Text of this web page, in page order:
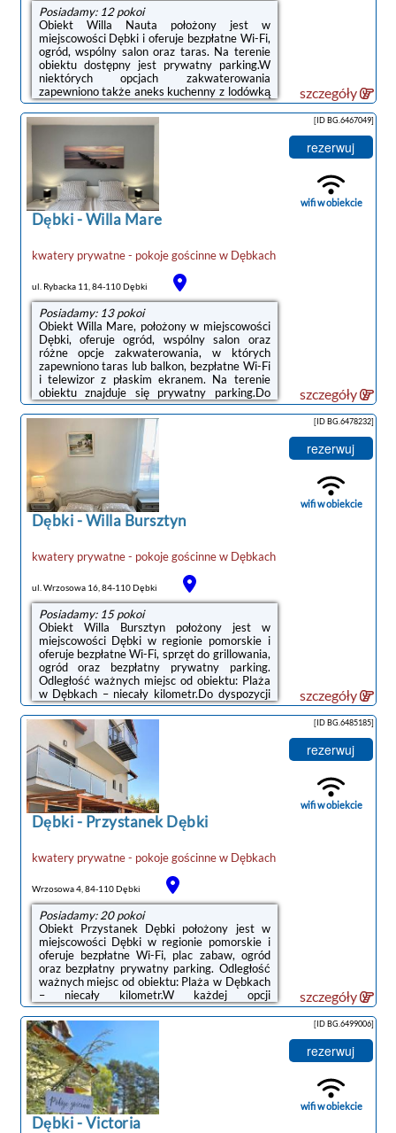
Posiadamy: 12 pokoi
Obiekt Willa Nauta położony jest w
miejscowości Dębki i oferuje bezpłatne Wi-Fi,
ogród, wspólny salon oraz taras. Na terenie
obiektu dostępny jest prywatny parking.W
niektórych opcjach zakwaterowania
zapewniono także aneks kuchenny z lodówką
i płytą kuchenną.Odległość ważnych miejsc
od obiektu: Plaża w Dębkach – niecały
Lotnisko Lotnisko Gdańsk-Rębiechowo
znajduje się 67 km od obiektu.Doba hotelowa
od godziny 15:00 do 10:00.W obiekcie
obowiązuje zakaz organizowania wieczorów
panieńskich, kawalerskich itp.Przed
przyjazdem należy ...
szczegóły
Dębki-Willa Mare
kwatery prywatne - pokoje gościnnew Dębkach
ul. Rybacka 11, 84-110 Dębki
Posiadamy: 13 pokoi
Obiekt Willa Mare, położony w miejscowości
Dębki, oferuje ogród, wspólny salon oraz
różne opcje zakwaterowania, w których
zapewniono taras lub balkon, bezpłatne Wi-Fi
i telewizor z płaskim ekranem. Na terenie
obiektu znajduje się prywatny parking.Do
dyspozycji Gości jest w pełni wyposażona
prywatna łazienka z prysznicem i suszarką do
włosów.W obiekcie znajduje się plac zabaw, a
okolica jest popularna wśród miłośników
jazdy na rowerze.Odległość ważnych miejsc
od obiektu: Plaża w Dębkach – 800 m.
Lotnisko Lotnisko Gdańsk-Rębiechowo
znajduje się 68 km od obiektu.Doba ...
[ID BG.6467049]
rezerwuj
wifi w obiekcie
szczegóły
Dębki-Willa Bursztyn
kwatery prywatne - pokoje gościnnew Dębkach
ul. Wrzosowa 16, 84-110 Dębki
Posiadamy: 15 pokoi
Obiekt Willa Bursztyn położony jest w
miejscowości Dębki w regionie pomorskie i
oferuje bezpłatne Wi-Fi, sprzęt do grillowania,
ogród oraz bezpłatny prywatny parking.
Odległość ważnych miejsc od obiektu: Plaża
w Dębkach – niecały kilometr.Do dyspozycji
Gości jest w pełni wyposażona prywatna
łazienka z prysznicem i suszarką do
włosów.Okolica cieszy się popularnością
wśród miłośników trekkingu. Na terenie
obiektu Willa Bursztyn dostępny jest również
taras słoneczny.Odległość ważnych miejsc od
obiektu: Dworzec kolejowy – 50 km. Lotnisko
Lotnisko Gdańsk-Rębiechowo ...
[ID BG.6478232]
rezerwuj
wifi w obiekcie
szczegóły
Dębki- Przystanek Dębki
kwatery prywatne - pokoje gościnnew Dębkach
Wrzosowa 4, 84-110 Dębki
Posiadamy: 20 pokoi
Obiekt Przystanek Dębki położony jest w
miejscowości Dębki w regionie pomorskie i
oferuje bezpłatne Wi-Fi, plac zabaw, ogród
oraz bezpłatny prywatny parking. Odległość
ważnych miejsc od obiektu: Plaża w Dębkach
– niecały kilometr.W każdej opcji
zakwaterowania znajduje się kuchnia z
pełnym wyposażeniem, w tym lodówką, jak
również część wypoczynkowa z rozkładaną
sofą, telewizor z płaskim ekranem oraz
prywatna łazienka z prysznicem i suszarką do
włosów. Niektóre opcje zakwaterowania mają
taras lub balkon z widokiem na
ogród.Odległość ważnych miejsc od obiektu:
...
[ID BG.6485185]
rezerwuj
wifi w obiekcie
szczegóły
Dębki-Victoria
[ID BG.6499006]
rezerwuj
wifi w obiekcie